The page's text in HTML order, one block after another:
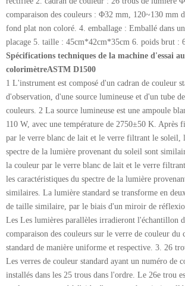
comparaison des couleurs : Φ32 mm, 120~130 mm
fond plat non coloré. 4. emballage : Emballé dans
placage 5. taille : 45cm*42cm*35cm 6. poids brut :
Spécifications techniques de la machine d'essai
colorimètreASTM D1500
1 L'instrument est composé d'un cadran de couleur
d'observation, d'une source lumineuse et d'un tube
couleurs. 2 La source lumineuse est une ampoule
110 W, avec une température de 2750±50 K. Après
par le verre blanc de lait et le verre filtrant le soleil,
spectre de la lumière provenant du soleil sont
la couleur par le verre blanc de lait et le verre
les caractéristiques du spectre de la lumière
similaires. La lumière standard se transforme en
de taille similaire, par le biais d'un miroir de
Les Les lumières parallèles irradieront l'échantillon
comparaison des couleurs sur le verre de couleur du
standard de manière uniforme et respective. 3. 26
Les verres de couleur standard ayant un numéro de
installés dans les 25 trous dans l'ordre. Le 26e trou